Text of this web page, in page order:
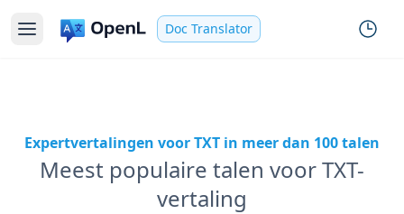
Doc Translator
Expertvertalingen voor TXT in meer dan 100 talen
Meest populaire talen voor TXT-
vertaling